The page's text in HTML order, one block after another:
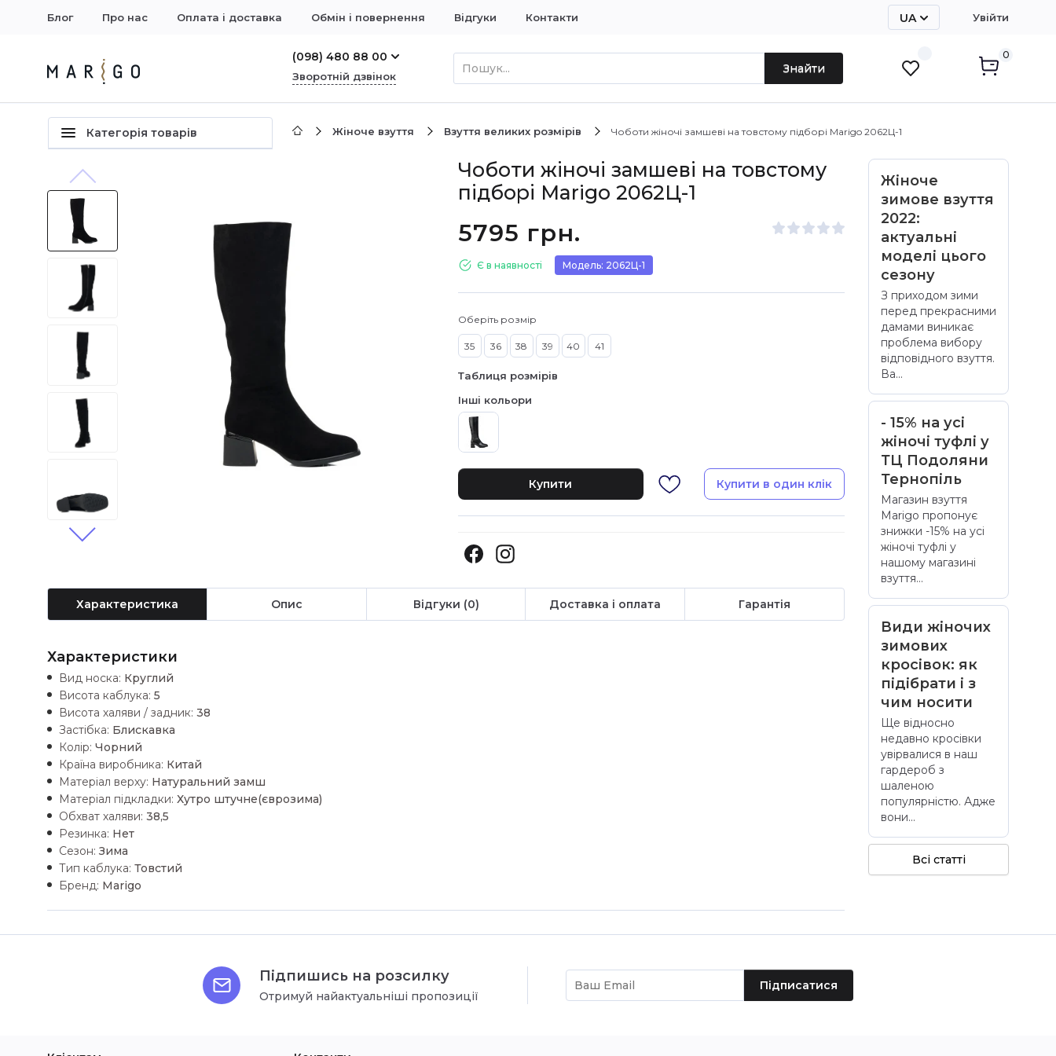
Блог Про нас Оплата і доставка Обмін і повернення Відгуки Контакти
UA
Увійти
(098) 480 88 00
Зворотній дзвінок
Знайти
0
Категорія товарів Жіноче взуття Взуття великих розмірів Чоботи жіночі замшеві на товстому підборі Marigo 2062Ц-1
Чоботи жіночі замшеві на товстому
підборі Marigo 2062Ц-1
5795 грн.
Є в наявності Модель: 2062Ц-1
Оберіть розмір
35 36 38 39 40 41
Таблиця розмірів
Інші кольори
Купити Купити в один клік
Характеристика Опис Відгуки (0) Доставка і оплата Гарантія
Характеристики
Вид носка: Круглий
Висота каблука: 5
Висота халяви / задник: 38
Застібка: Блискавка
Колір: Чорний
Країна виробника: Китай
Матеріал верху: Натуральний замш
Матеріал підкладки: Хутро штучне(єврозима)
Обхват халяви: 38,5
Резинка: Нет
Сезон: Зима
Тип каблука: Товстий
Бренд: Marigo
Жіноче
зимове взуття
2022:
актуальні
моделі цього
сезону
З приходом зими
перед прекрасними
дамами виникає
проблема вибору
відповідного взуття.
Ва...
- 15% на усі
жіночі туфлі у
ТЦ Подоляни
Тернопіль
Магазин взуття
Marigo пропонує
знижки -15% на усі
жіночі туфлі у
нашому магазині
взуття...
Види жіночих
зимових
кросівок: як
підібрати і з
чим носити
Ще відносно
недавно кросівки
увірвалися в наш
гардероб з
шаленою
популярністю. Адже
вони...
Всі статті
Підпишись на розсилку
Отримуй найактуальніші пропозиції
Підписатися